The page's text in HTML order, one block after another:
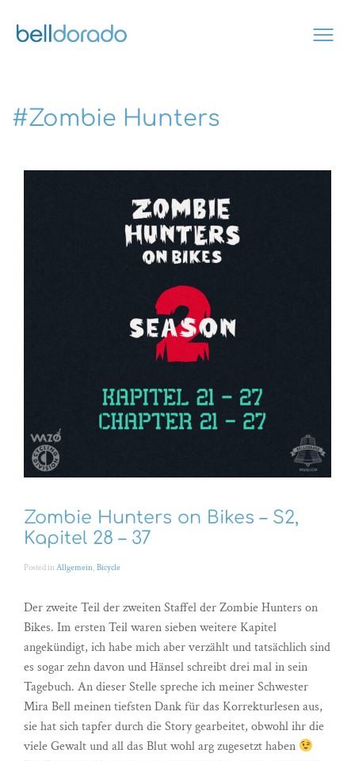
#Zombie Hunters
Zombie Hunters on Bikes – S2,
Kapitel 28 – 37
Posted in Allgemein, Bicycle
Der zweite Teil der zweiten Staffel der Zombie Hunters on
Bikes. Im ersten Teil waren sieben weitere Kapitel
angekündigt, ich habe mich aber verzählt und tatsächlich sind
es sogar zehn davon und Hänsel schreibt drei mal in sein
Tagebuch. An dieser Stelle spreche ich meiner Schwester
Mira Bell meinen tiefsten Dank für das Korrekturlesen aus,
sie hat sich tapfer durch die Story gearbeitet, obwohl ihr die
viele Gewalt und all das Blut wohl arg zugesetzt haben